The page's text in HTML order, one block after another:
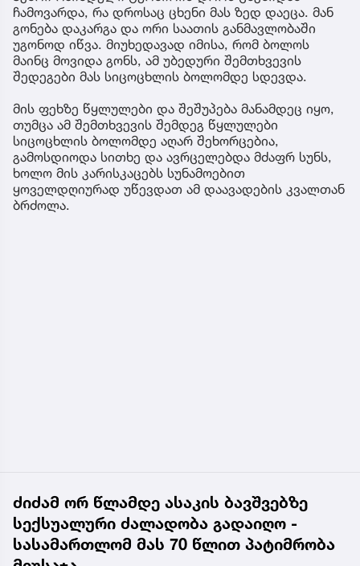
ჩამოვარდა, რა დროსაც ცხენი მას ზედ დაეცა. მან
გონება დაკარგა და ორი საათის განმავლობაში
უგონოდ იწვა. მიუხედავად იმისა, რომ ბოლოს
მაინც მოვიდა გონს, ამ უბედური შემთხვევის
შედეგები მას სიცოცხლის ბოლომდე სდევდა.
მის ფეხზე წყლულები და შეშუპება მანამდეც იყო,
თუმცა ამ შემთხვევის შემდეგ წყლულები
სიცოცხლის ბოლომდე აღარ შეხორცებია,
გამოსდიოდა სითხე და ავრცელებდა მძაფრ სუნს,
ხოლო მის კარისკაცებს სუნამოებით
ყოველდღიურად უწევდათ ამ დაავადების კვალთან
ბრძოლა.
ძიძამ ორ წლამდე ასაკის ბავშვებზე
სექსუალური ძალადობა გადაიღო -
სასამართლომ მას 70 წლით პატიმრობა